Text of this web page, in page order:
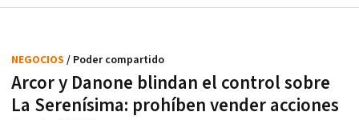
Arcor y Danone blindan el control sobre
La Serenísima: prohíben vender acciones
NEGOCIOS / Poder compartido